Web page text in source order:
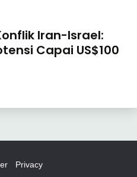
Iran-Israel:
Capai US$100
Privacy